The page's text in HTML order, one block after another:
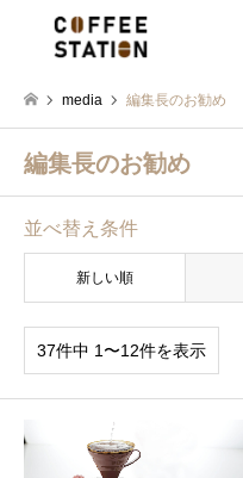
media 編集長のお勧め
編集長のお勧め
並べ替え条件
新しい順
37件中 1〜12件を表示